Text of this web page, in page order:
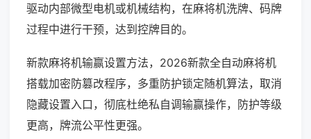
驱动内部微型电机或机械结构，在麻将机洗牌、码牌
过程中进行干预，达到控牌目的。
新款麻将机输赢设置方法，2026新款全自动麻将机
搭载加密防篡改程序，多重防护锁定随机算法，取消
隐藏设置入口，彻底杜绝私自调输赢操作，防护等级
更高，牌流公平性更强。